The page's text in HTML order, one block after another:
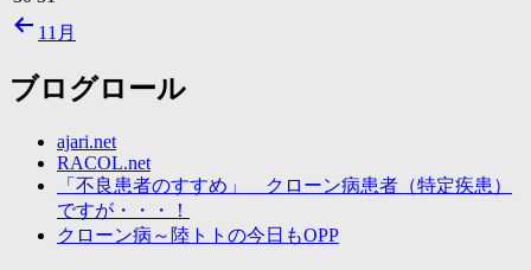
11月
ブログロール
ajari.net
RACOL.net
「不良患者のすすめ」 クローン病患者（特定疾患）
ですが・・・！
クローン病～陸トトの今日もOPP